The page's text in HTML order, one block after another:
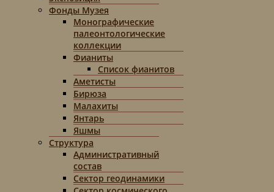
Фонды Музея
Монографические
палеонтологические
коллекции
Фианиты
Список фианитов
Аметисты
Бирюза
Малахиты
Янтарь
Яшмы
Структура
Административный
состав
Сектор геодинамики